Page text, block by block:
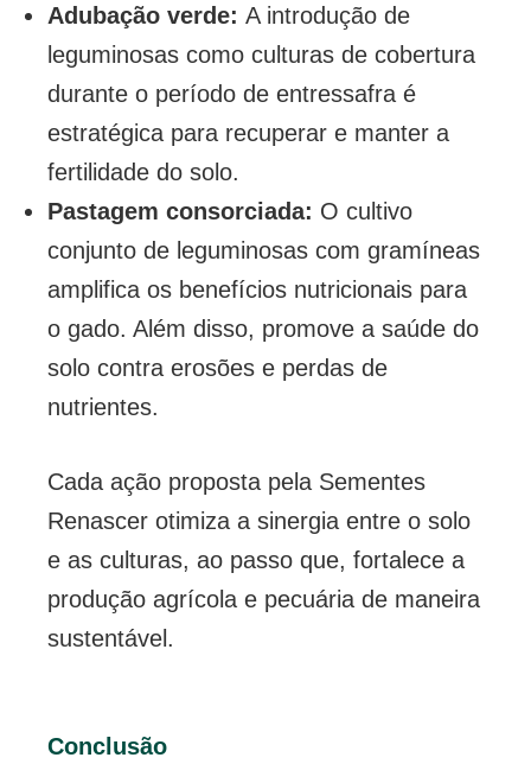
Adubação verde: A introdução de
leguminosas como culturas de cobertura
durante o período de entressafra é
estratégica para recuperar e manter a
fertilidade do solo.
Pastagem consorciada: O cultivo
conjunto de leguminosas com gramíneas
amplifica os benefícios nutricionais para
o gado. Além disso, promove a saúde do
solo contra erosões e perdas de
nutrientes.
Cada ação proposta pela Sementes
Renascer otimiza a sinergia entre o solo
e as culturas, ao passo que, fortalece a
produção agrícola e pecuária de maneira
sustentável.
Conclusão